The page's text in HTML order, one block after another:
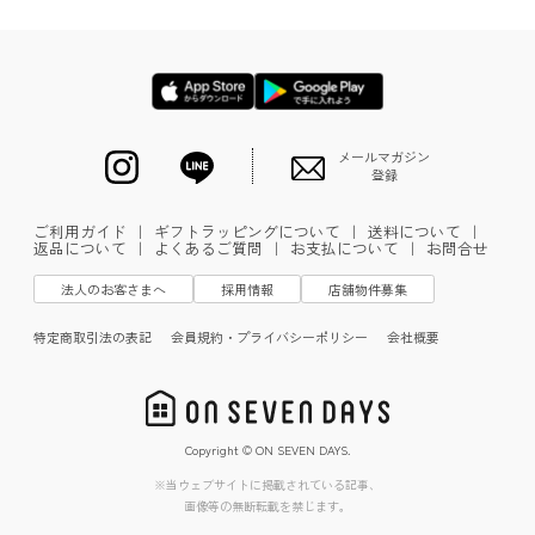
メールマガジン
登録
ご利用ガイド ｜ ギフトラッピングについて ｜ 送料について ｜
返品について ｜ よくあるご質問 ｜ お支払について ｜ お問合せ
法人のお客さまへ 採用情報 店舗物件募集
特定商取引法の表記 会員規約・プライバシーポリシー 会社概要
Copyright © ON SEVEN DAYS.
※当ウェブサイトに掲載されている記事、
画像等の無断転載を禁じます。